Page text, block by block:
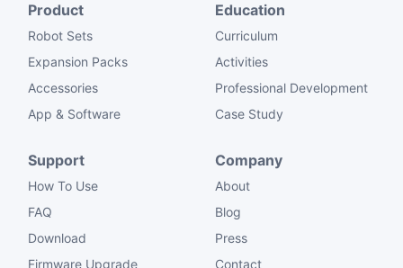
Product
Robot Sets
Expansion Packs
Accessories
App & Software
Education
Curriculum
Activities
Professional Development
Case Study
Support
How To Use
FAQ
Download
Firmware Upgrade
Company
About
Blog
Press
Contact